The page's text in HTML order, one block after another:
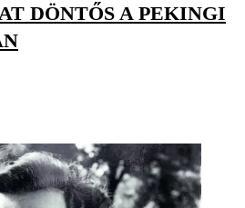
DÖNTŐS A PEKINGI